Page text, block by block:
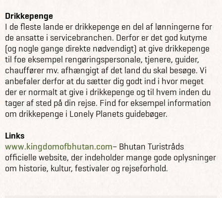
Drikkepenge
I de fleste lande er drikkepenge en del af lønningerne for
de ansatte i servicebranchen. Derfor er det god kutyme
(og nogle gange direkte nødvendigt) at give drikkepenge
til foe eksempel rengøringspersonale, tjenere, guider,
chauffører mv. afhængigt af det land du skal besøge. Vi
anbefaler derfor at du sætter dig godt ind i hvor meget
der er normalt at give i drikkepenge og til hvem inden du
tager af sted på din rejse. Find for eksempel information
om drikkepenge i Lonely Planets guidebøger.
Links
www.kingdomofbhutan.com– Bhutan Turistråds
officielle website, der indeholder mange gode oplysninger
om historie, kultur, festivaler og rejseforhold.